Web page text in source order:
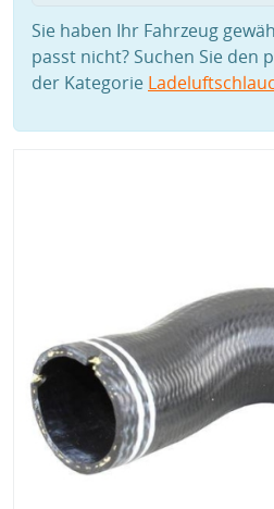
Sie haben Ihr Fahrzeug
passt nicht? Suchen Sie den
der Kategorie